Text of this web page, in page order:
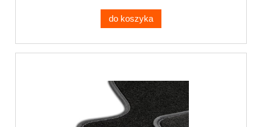
do koszyka